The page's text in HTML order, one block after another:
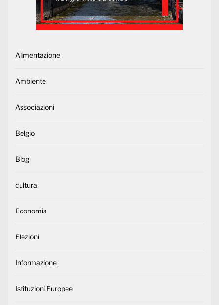
Alimentazione
Ambiente
Associazioni
Belgio
Blog
cultura
Economia
Elezioni
Informazione
Istituzioni Europee